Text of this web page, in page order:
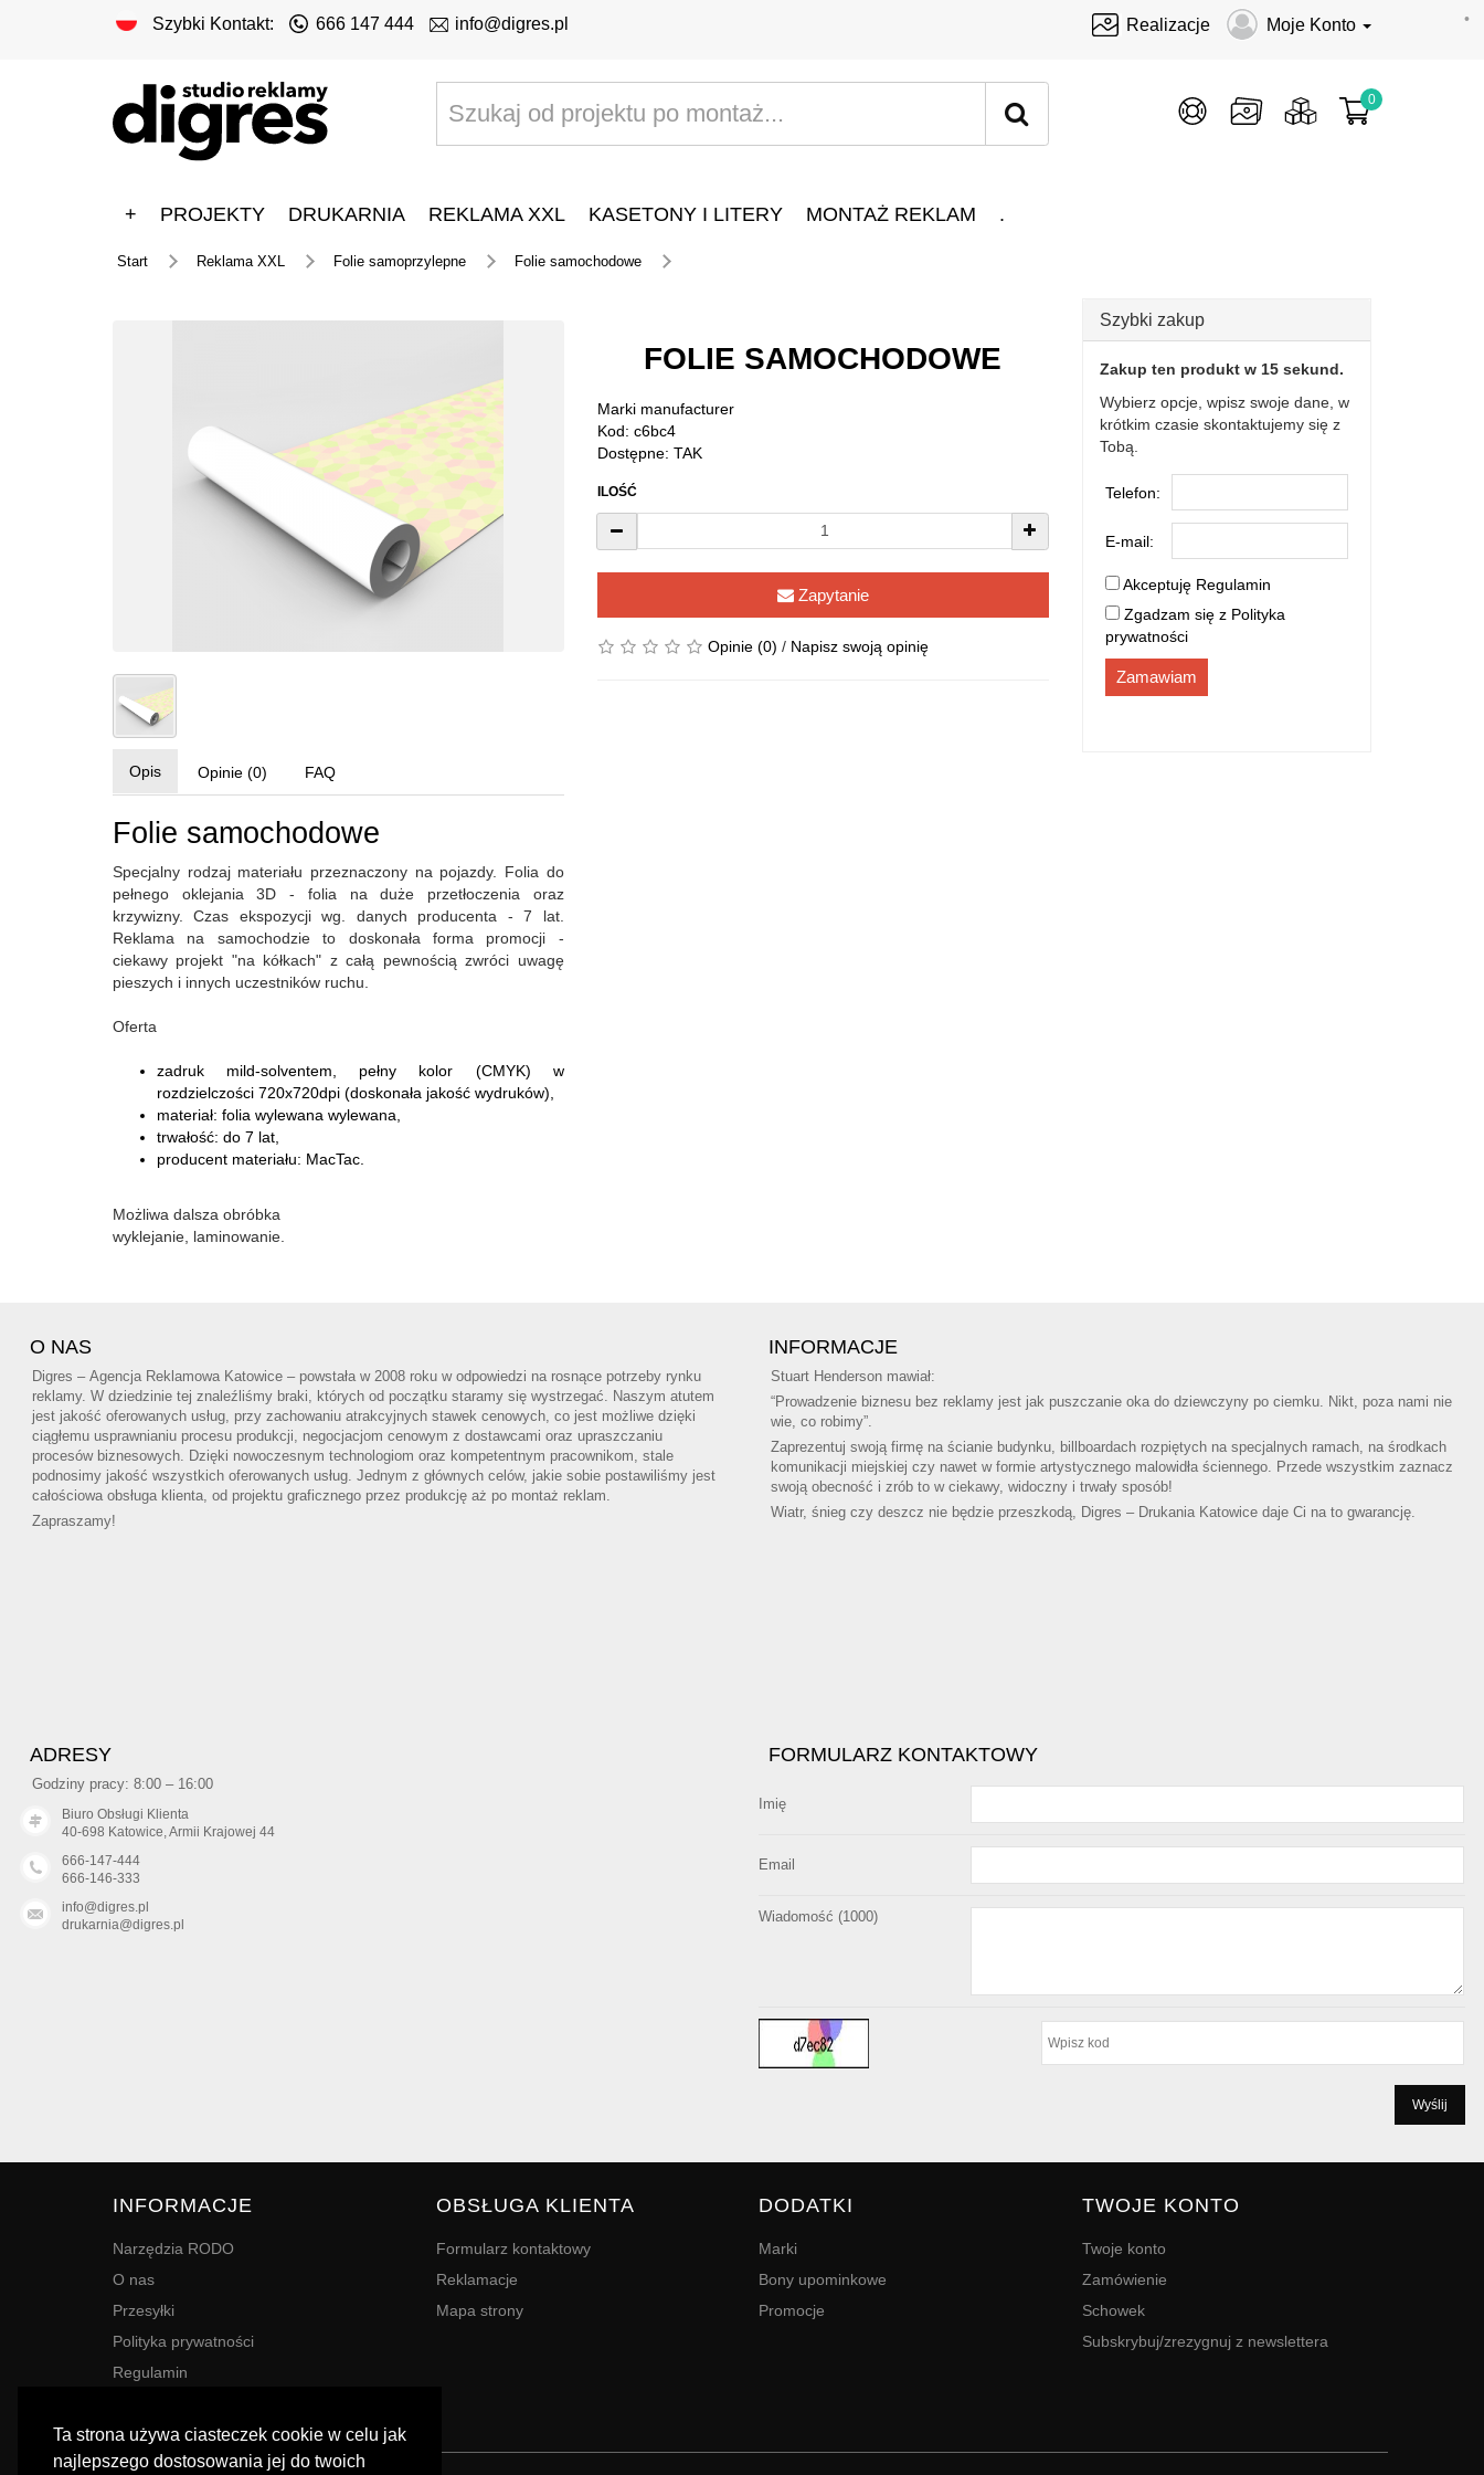
Ta strona używa ciasteczek cookie w celu jak
najlepszego dostosowania jej do twoich
•
Szybki Kontakt: 666 147 444 info@digres.pl Realizacje Moje Konto
0
+ PROJEKTY DRUKARNIA REKLAMA XXL KASETONY I LITERY MONTAŻ REKLAM .
Start Reklama XXL Folie samoprzylepne Folie samochodowe
Opis Opinie (0) FAQ
Folie samochodowe
Specjalny rodzaj materiału przeznaczony na pojazdy. Folia do
pełnego oklejania 3D - folia na duże przetłoczenia oraz
krzywizny. Czas ekspozycji wg. danych producenta - 7 lat.
Reklama na samochodzie to doskonała forma promocji -
ciekawy projekt "na kółkach" z całą pewnością zwróci uwagę
pieszych i innych uczestników ruchu.
Oferta
zadruk mild-solventem, pełny kolor (CMYK) w
rozdzielczości 720x720dpi (doskonała jakość wydruków),
materiał: folia wylewana wylewana,
trwałość: do 7 lat,
producent materiału: MacTac.
Możliwa dalsza obróbka
wyklejanie, laminowanie.
FOLIE SAMOCHODOWE
Marki manufacturer
Kod: c6bc4
Dostępne: TAK
ILOŚĆ
Zapytanie
Opinie (0) / Napisz swoją opinię
Szybki zakup
Zakup ten produkt w 15 sekund.
Wybierz opcje, wpisz swoje dane, w
krótkim czasie skontaktujemy się z
Tobą.
Telefon:
E-mail:
Akceptuję Regulamin
Zgadzam się z Polityka
prywatności
Zamawiam
O NAS
Digres – Agencja Reklamowa Katowice – powstała w 2008 roku w odpowiedzi na rosnące potrzeby rynku
reklamy. W dziedzinie tej znaleźliśmy braki, których od początku staramy się wystrzegać. Naszym atutem
jest jakość oferowanych usług, przy zachowaniu atrakcyjnych stawek cenowych, co jest możliwe dzięki
ciągłemu usprawnianiu procesu produkcji, negocjacjom cenowym z dostawcami oraz upraszczaniu
procesów biznesowych. Dzięki nowoczesnym technologiom oraz kompetentnym pracownikom, stale
podnosimy jakość wszystkich oferowanych usług. Jednym z głównych celów, jakie sobie postawiliśmy jest
całościowa obsługa klienta, od projektu graficznego przez produkcję aż po montaż reklam.
Zapraszamy!
INFORMACJE
Stuart Henderson mawiał:
“Prowadzenie biznesu bez reklamy jest jak puszczanie oka do dziewczyny po ciemku. Nikt, poza nami nie
wie, co robimy”.
Zaprezentuj swoją firmę na ścianie budynku, billboardach rozpiętych na specjalnych ramach, na środkach
komunikacji miejskiej czy nawet w formie artystycznego malowidła ściennego. Przede wszystkim zaznacz
swoją obecność i zrób to w ciekawy, widoczny i trwały sposób!
Wiatr, śnieg czy deszcz nie będzie przeszkodą, Digres – Drukania Katowice daje Ci na to gwarancję.
ADRESY
Godziny pracy: 8:00 – 16:00
Biuro Obsługi Klienta
40-698 Katowice, Armii Krajowej 44
666-147-444
666-146-333
info@digres.pl
drukarnia@digres.pl
FORMULARZ KONTAKTOWY
Imię
Email
Wiadomość (1000)
INFORMACJE
Narzędzia RODO
O nas
Przesyłki
Polityka prywatności
Regulamin
OBSŁUGA KLIENTA
Formularz kontaktowy
Reklamacje
Mapa strony
DODATKI
Marki
Bony upominkowe
Promocje
TWOJE KONTO
Twoje konto
Zamówienie
Schowek
Subskrybuj/zrezygnuj z newslettera